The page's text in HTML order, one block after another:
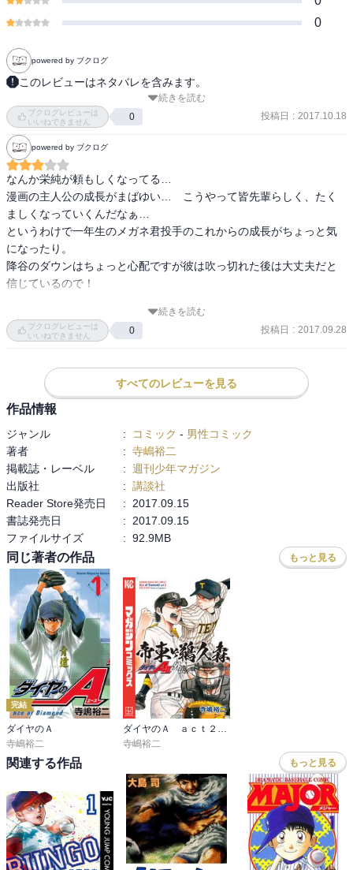
0
powered by ブクログ
このレビューはネタバレを含みます。
一軍も二軍も好成績を収め、GW遠征を終えた青道高校。各自の課題
も見え、メンバーはそれぞれの背番号を目指し奮起する。白龍戦で
活躍しながらも、さらなる上達を望む沢村の姿は、チーム向上の大
きな原動力となっていた。一方、越えられない己の壁と向き合い、
足掻いていた降谷に異変が‥。（Amazon紹介より）
続きを読む
ブクログレビューは
いいねできません
0 投稿日 : 2017.10.18
powered by ブクログ
なんか栄純が頼もしくなってる…
漫画の主人公の成長がまばゆい…　こうやって皆先輩らしく、たく
ましくなっていくんだなぁ…
というわけで一年生のメガネ君投手のこれからの成長がちょっと気
になったり。
降谷のダウンはちょっと心配ですが彼は吹っ切れた後は大丈夫だと
信じているので！
さすがにＴシャツは着ないしなぁ…と通常版を購入（笑）
続きを読む
ブクログレビューは
いいねできません
0 投稿日 : 2017.09.28
すべてのレビューを見る
作品情報
ジャンル : コミック - 男性コミック
著者
: 寺嶋裕二
掲載誌・レーベル
: 週刊少年マガジン
出版社
: 講談社
Reader Store発売日
:
2017.09.15
書誌発売日
:
2017.09.15
ファイルサイズ
: 92.9MB
同じ著者の作品 もっと見る
完結
ダイヤのＡ
寺嶋裕二
ダイヤのＡ ａｃｔ２ 外伝 帝東ＶＳ鵜久森
寺嶋裕二
関連する作品 もっと見る